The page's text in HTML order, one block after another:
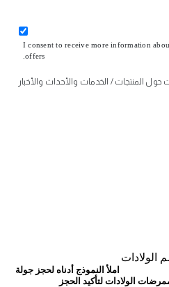
I consent to receive more information
offers.
المنتجات / الخدمات والأحداث والأخبار
الولادات
املأ النموذج أدناه لحجز جولة
الولادات لتأكيد الحجز